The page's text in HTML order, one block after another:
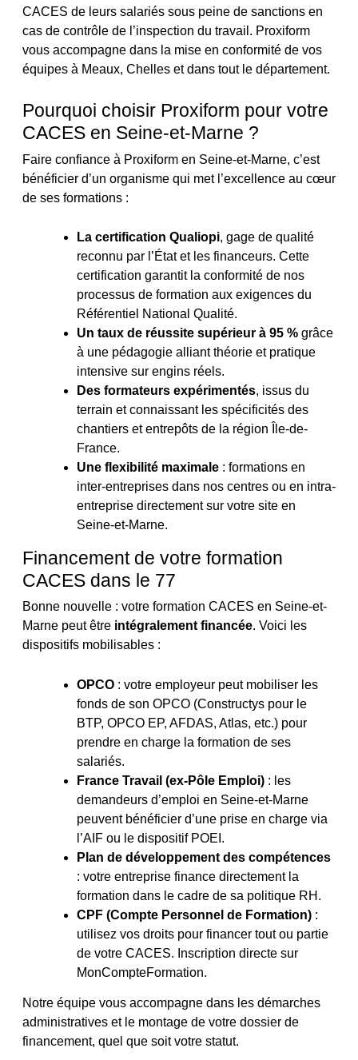
CACES de leurs salariés sous peine de sanctions en
cas de contrôle de l’inspection du travail. Proxiform
vous accompagne dans la mise en conformité de vos
équipes à Meaux, Chelles et dans tout le département.
Pourquoi choisir Proxiform pour votre
CACES en Seine-et-Marne ?
Faire confiance à Proxiform en Seine-et-Marne, c’est
bénéficier d’un organisme qui met l’excellence au cœur
de ses formations :
La certification Qualiopi, gage de qualité
reconnu par l’État et les financeurs. Cette
certification garantit la conformité de nos
processus de formation aux exigences du
Référentiel National Qualité.
Un taux de réussite supérieur à 95 % grâce
à une pédagogie alliant théorie et pratique
intensive sur engins réels.
Des formateurs expérimentés, issus du
terrain et connaissant les spécificités des
chantiers et entrepôts de la région Île-de-
France.
Une flexibilité maximale : formations en
inter-entreprises dans nos centres ou en intra-
entreprise directement sur votre site en
Seine-et-Marne.
Financement de votre formation
CACES dans le 77
Bonne nouvelle : votre formation CACES en Seine-et-
Marne peut être intégralement financée. Voici les
dispositifs mobilisables :
OPCO : votre employeur peut mobiliser les
fonds de son OPCO (Constructys pour le
BTP, OPCO EP, AFDAS, Atlas, etc.) pour
prendre en charge la formation de ses
salariés.
France Travail (ex-Pôle Emploi) : les
demandeurs d’emploi en Seine-et-Marne
peuvent bénéficier d’une prise en charge via
l’AIF ou le dispositif POEI.
Plan de développement des compétences
: votre entreprise finance directement la
formation dans le cadre de sa politique RH.
CPF (Compte Personnel de Formation) :
utilisez vos droits pour financer tout ou partie
de votre CACES. Inscription directe sur
MonCompteFormation.
Notre équipe vous accompagne dans les démarches
administratives et le montage de votre dossier de
financement, quel que soit votre statut.